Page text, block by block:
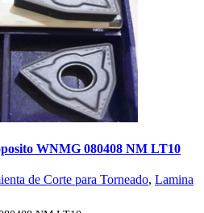
WNMG 080408 NM LT10
de Corte para Torneado, Lamina